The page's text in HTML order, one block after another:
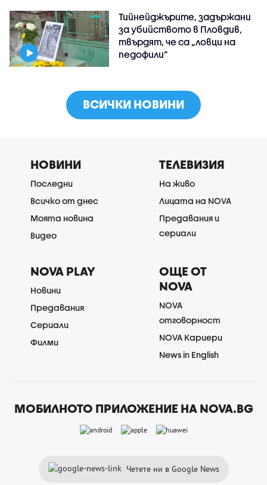
Тийнейджърите, задържани
за убийството в Пловдив,
твърдят, че са „ловци на
педофили”
ВСИЧКИ НОВИНИ
НОВИНИ
Последни
Всичко от днес
Моята новина
Видео
ТЕЛЕВИЗИЯ
На живо
Лицата на NOVA
Предавания и
сериали
NOVA PLAY
Новини
Предавания
Сериали
Филми
ОЩЕ ОТ
NOVA
NOVA
отговорност
NOVA Кариери
News in English
МОБИЛНОТО ПРИЛОЖЕНИЕ НА NOVA.BG
Четете ни в Google News